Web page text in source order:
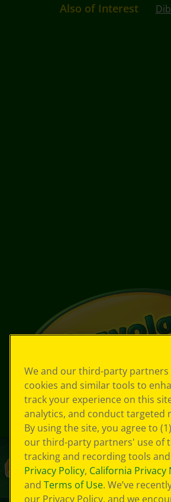
Also of Interest
We and our third-party partners
cookies and similar tools to
track your experience on this
analytics, and conduct targeted
By using the site, you agree to
our third-party partners' use of
tracking and recording tools
Privacy Policy, California Privacy
and Terms of Use. We’ve
our Privacy Policy, and we